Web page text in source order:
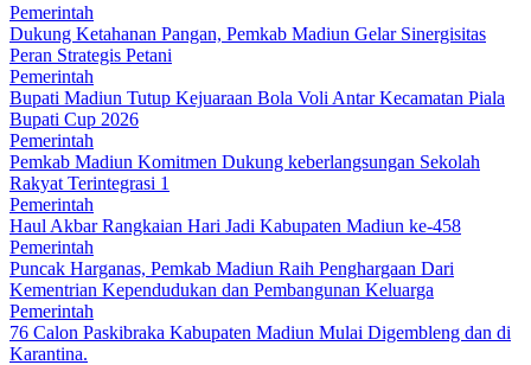
Pemerintah
Dukung Ketahanan Pangan, Pemkab Madiun Gelar Sinergisitas
Peran Strategis Petani
Pemerintah
Bupati Madiun Tutup Kejuaraan Bola Voli Antar Kecamatan Piala
Bupati Cup 2026
Pemerintah
Pemkab Madiun Komitmen Dukung keberlangsungan Sekolah
Rakyat Terintegrasi 1
Pemerintah
Haul Akbar Rangkaian Hari Jadi Kabupaten Madiun ke-458
Pemerintah
Puncak Harganas, Pemkab Madiun Raih Penghargaan Dari
Kementrian Kependudukan dan Pembangunan Keluarga
Pemerintah
76 Calon Paskibraka Kabupaten Madiun Mulai Digembleng dan di
Karantina.